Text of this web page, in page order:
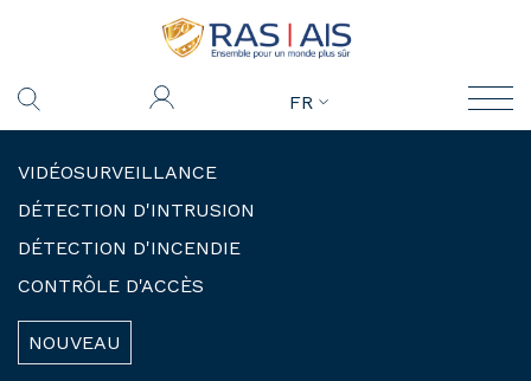
FR
VIDÉOSURVEILLANCE
DÉTECTION D'INTRUSION
DÉTECTION D'INCENDIE
CONTRÔLE D'ACCÈS
NOUVEAU